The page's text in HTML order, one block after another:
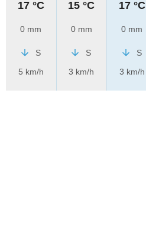
17 °C
0 mm
S
5 km/h
15 °C
0 mm
S
3 km/h
17 °C
0 mm
S
3 km/h